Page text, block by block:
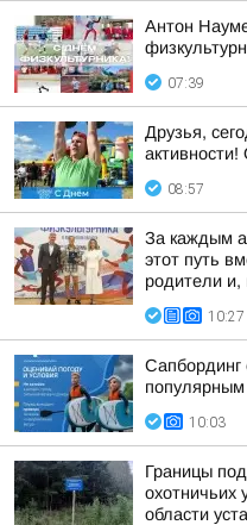
Антон
07:39
Друзья,
08:57
За каждым
этот путь
родители и,
10:27
Сапбординг
10:03
Границы
охотничьих
области